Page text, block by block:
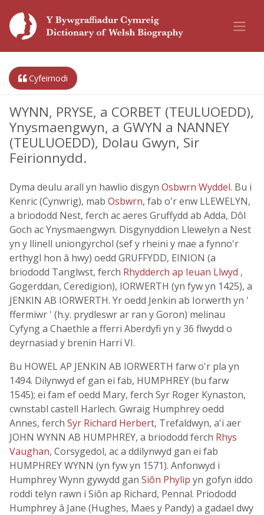
Cyfeirnodi
WYNN, PRYSE, a CORBET (TEULUOEDD),
Ynysmaengwyn, a GWYN a NANNEY
(TEULUOEDD), Dolau Gwyn, Sir
Feirionnydd.
Dyma deulu arall yn hawlio disgyn Osbwrn Wyddel. Bu i
Kenric (Cynwrig), mab Osbwrn, fab o'r enw LLEWELYN,
a briododd Nest, ferch ac aeres Gruffydd ab Adda, Dôl
Goch ac Ynysmaengwyn. Disgynyddion Llewelyn a Nest
yn y llinell uniongyrchol (sef y rheini y mae a fynno'r
erthygl hon â hwy) oedd GRUFFYDD, EINION (a
briododd Tanglwst, ferch Rhydderch ap Ieuan Llwyd ,
Gogerddan, Ceredigion), IORWERTH (yn fyw yn 1425), a
JENKIN AB IORWERTH. Yr oedd Jenkin ab Iorwerth yn '
ffermiwr ' (h.y. prydleswr ar ran y Goron) melinau
Cyfyng a Chaethle a fferri Aberdyfi yn y 36 flwydd o
deyrnasiad y brenin Harri VI.
Bu HOWEL AP JENKIN AB IORWERTH farw o'r pla yn
1494. Dilynwyd ef gan ei fab, HUMPHREY (bu farw
1545); ei fam ef oedd Mary, ferch Syr Roger Kynaston,
cwnstabl castell Harlech. Gwraig Humphrey oedd
Annes, ferch Syr Richard Herbert, Trefaldwyn, a'i aer
JOHN WYNN AB HUMPHREY, a briododd ferch Rhys
Vaughan, Corsygedol, ac a ddilynwyd gan ei fab
HUMPHREY WYNN (yn fyw yn 1571). Anfonwyd i
Humphrey Wynn gywydd gan Siôn Phylip yn gofyn iddo
roddi telyn rawn i Siôn ap Richard, Pennal. Priododd
Humphrey â Jane (Hughes, Maes y Pandy) a gadael dwy